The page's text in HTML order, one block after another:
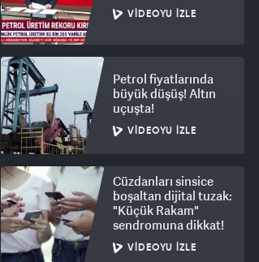
VIDEOYU İZLE
Petrol fiyatlarında
büyük düşüş! Altın
uçuşta!
VIDEOYU İZLE
Cüzdanları sinsice
boşaltan dijital tuzak:
"Küçük Rakam"
sendromuna dikkat!
VIDEOYU İZLE